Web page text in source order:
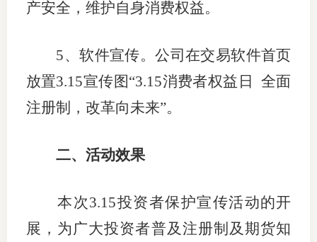
产安全，维护自身消费权益。
5、软件宣传。公司在交易软件首页
放置3.15宣传图“3.15消费者权益日
全面
注册制，改革向未来”。
二、活动效果
本次3.15投资者保护宣传活动的开
展，为广大投资者普及注册制及期货知